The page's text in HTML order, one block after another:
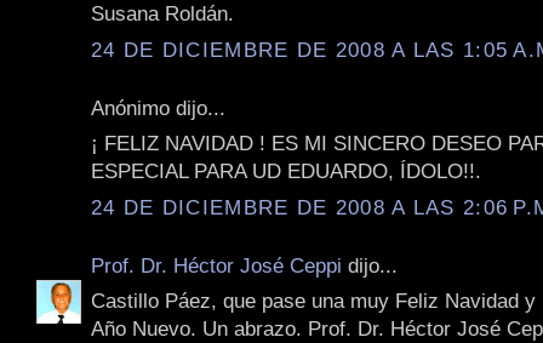
Susana Roldán.
24 DE DICIEMBRE DE 2008 A LAS 1:05
Anónimo dijo...
¡ FELIZ NAVIDAD ! ES MI SINCERO DESEO
ESPECIAL PARA UD EDUARDO, ÍDOLO!!.
24 DE DICIEMBRE DE 2008 A LAS 2:06
Prof. Dr. Héctor José Ceppi dijo...
Castillo Páez, que pase una muy Feliz Navidad y
Año Nuevo. Un abrazo. Prof. Dr. Héctor José